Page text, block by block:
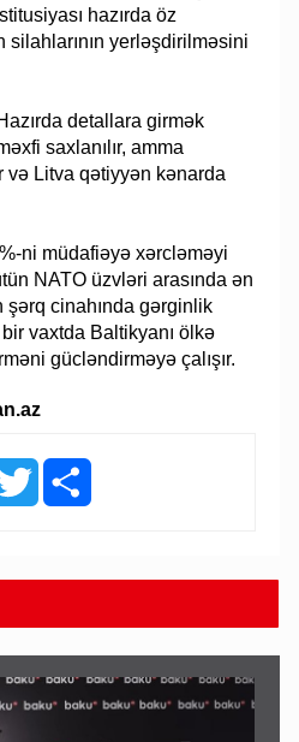
hazırda öz
silahlarının yerləşdirilməsini
detallara girmək
saxlanılır, amma
və Litva qətiyyən kənarda
ni müdafiəyə xərcləməyi
NATO üzvləri arasında ən
şərq cinahında gərginlik
vaxtda Baltikyanı ölkə
gücləndirməyə çalışır.
Twitter